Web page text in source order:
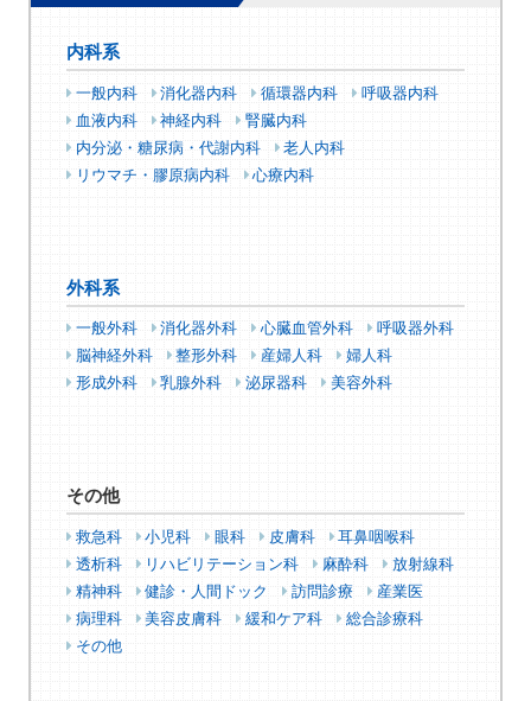
内科系
一般内科 消化器内科 循環器内科
呼吸器内科
血液内科
神経内科
腎臓内科
内分泌・糖尿病・代謝内科
老人内科
リウマチ・膠原病内科
心療内科
外科系
一般外科 消化器外科 心臓血管外科
呼吸器外科
脳神経外科
整形外科 産婦人科
婦人科
形成外科
乳腺外科 泌尿器科 美容外科
その他
救急科 小児科 眼科 皮膚科
耳鼻咽喉科
透析科
リハビリテーション科 麻酔科
放射線科
精神科
健診・人間ドック 訪問診療
産業医
病理科
美容皮膚科 緩和ケア科
総合診療科
その他